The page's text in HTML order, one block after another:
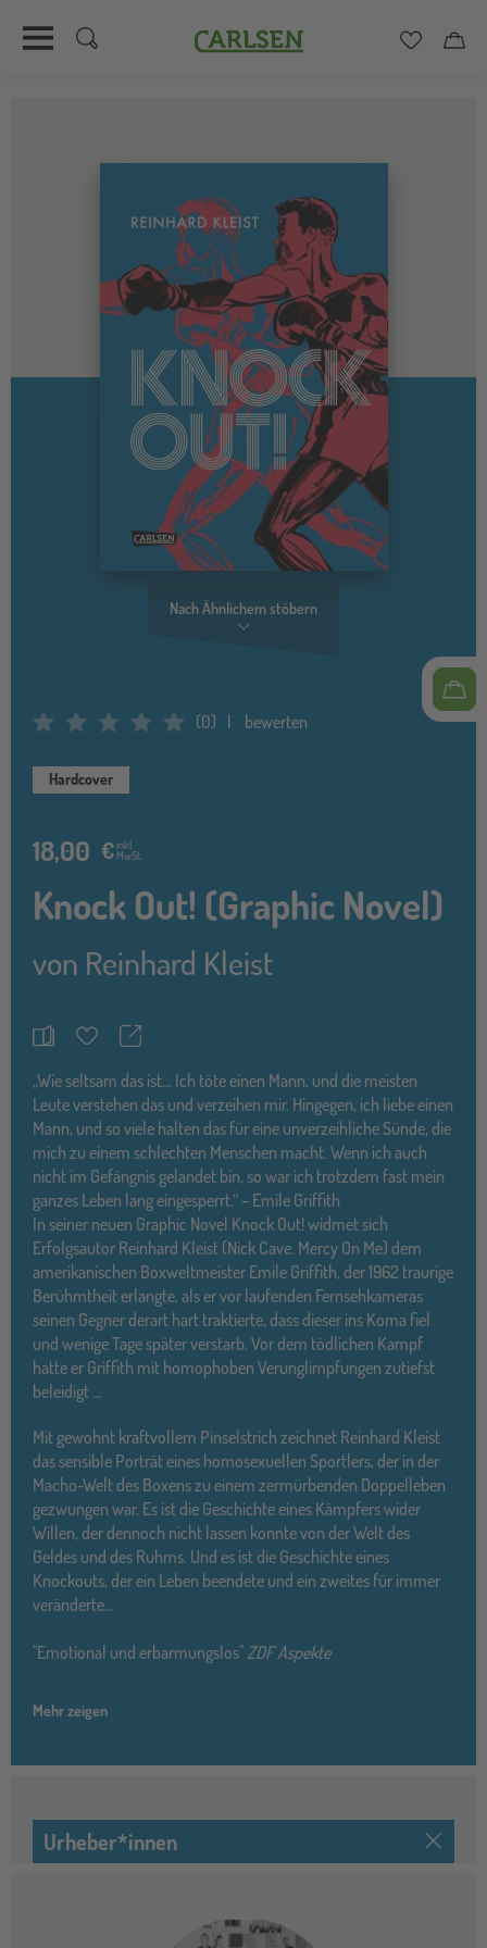
Carlsen
Nach Ähnlichem stöbern
Average Rating: 0 (0) bewerten
Hardcover
18,00 €inkl.
MwSt.
Knock Out! (Graphic Novel)
von Reinhard Kleist
MerkzettelTeilen
„Wie seltsam das ist… Ich töte einen Mann, und die meisten
Leute verstehen das und verzeihen mir. Hingegen, ich liebe einen
Mann, und so viele halten das für eine unverzeihliche Sünde, die
mich zu einem schlechten Menschen macht. Wenn ich auch
nicht im Gefängnis gelandet bin, so war ich trotzdem fast mein
ganzes Leben lang eingesperrt.“ – Emile Griffith
In seiner neuen Graphic Novel Knock Out! widmet sich
Erfolgsautor Reinhard Kleist (Nick Cave. Mercy On Me) dem
amerikanischen Boxweltmeister Emile Griffith, der 1962 traurige
Berühmtheit erlangte, als er vor laufenden Fernsehkameras
seinen Gegner derart hart traktierte, dass dieser ins Koma fiel
und wenige Tage später verstarb. Vor dem tödlichen Kampf
hatte er Griffith mit homophoben Verunglimpfungen zutiefst
beleidigt …
Mit gewohnt kraftvollem Pinselstrich zeichnet Reinhard Kleist
das sensible Porträt eines homosexuellen Sportlers, der in der
Macho-Welt des Boxens zu einem zermürbenden Doppelleben
gezwungen war. Es ist die Geschichte eines Kämpfers wider
Willen, der dennoch nicht lassen konnte von der Welt des
Geldes und des Ruhms. Und es ist die Geschichte eines
Knockouts, der ein Leben beendete und ein zweites für immer
veränderte…
"Emotional und erbarmungslos" ZDF Aspekte
Mehr zeigen
Urheber*innen